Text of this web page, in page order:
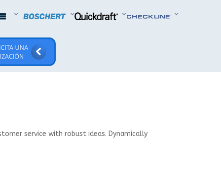
service with robust ideas. Dynamically